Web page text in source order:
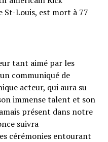
St-Louis, est mort à 77
tant aimé par les
communiqué de
acteur, qui aura su
immense talent et son
présent dans notre
suivra
cérémonies entourant